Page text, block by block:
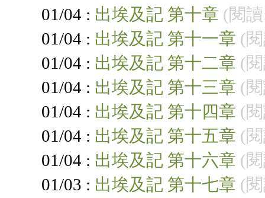
01/04 : 出埃及記 第十章 (閱
01/04 : 出埃及記 第十一章 (
01/04 : 出埃及記 第十二章 (
01/04 : 出埃及記 第十三章 (
01/04 : 出埃及記 第十四章 (
01/04 : 出埃及記 第十五章 (
01/04 : 出埃及記 第十六章 (
01/03 : 出埃及記 第十七章 (